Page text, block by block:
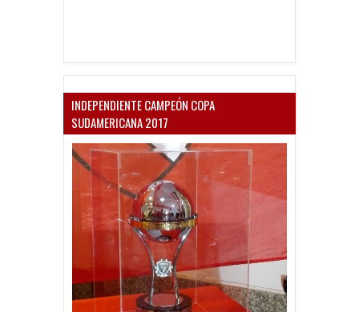
INDEPENDIENTE CAMPEÓN COPA
SUDAMERICANA 2017